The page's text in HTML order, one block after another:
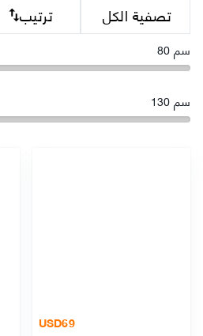
ترتيب تصفية الكل
80 سم
130 سم
USD69